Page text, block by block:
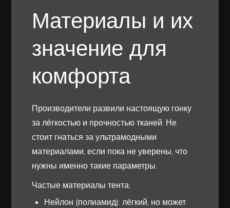
Материалы и их
значение для
комфорта
Производители развили настоящую гонку
за лёгкостью и прочностью тканей. Не
стоит гнаться за ультрамодными
материалами, если пока не уверены, что
нужны именно такие параметры.
Частые материалы тента:
Нейлон (полиамид): лёгкий, но может